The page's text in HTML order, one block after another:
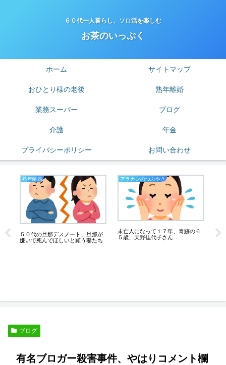
６０代一人暮らし、ソロ活を楽しむ
お茶のいっぷく
ホーム サイトマップ
おひとり様の老後 熟年離婚
業務スーパー ブログ
介護 年金
プライバシーポリシー お問い合わせ
熟年離婚
５０代の旦那デスノート、旦那が
嫌いで死んでほしいと願う妻たち
アラカンのつぶやき
未亡人になって１７年、奇跡の６
５歳、天野佳代子さん
ブログ
有名ブロガー殺害事件、やはりコメント欄